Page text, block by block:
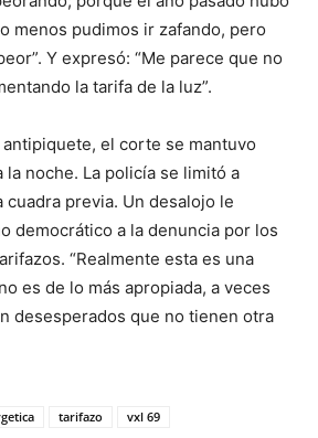
menos pudimos ir zafando, pero
Y expresó: “Me parece que no
la tarifa de la luz”.
el corte se mantuvo
la noche. La policía se limitó a
previa. Un desalojo le
democrático a la denuncia por los
“Realmente esta es una
es de lo más apropiada, a veces
desesperados que no tienen otra
tarifazo vxl 69